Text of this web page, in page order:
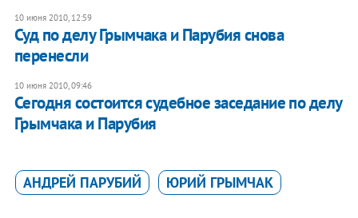
10 июня 2010, 12:59
Суд по делу Грымчака и Парубия снова
перенесли
10 июня 2010, 09:46
Сегодня состоится судебное заседание по делу
Грымчака и Парубия
АНДРЕЙ ПАРУБИЙ ЮРИЙ ГРЫМЧАК